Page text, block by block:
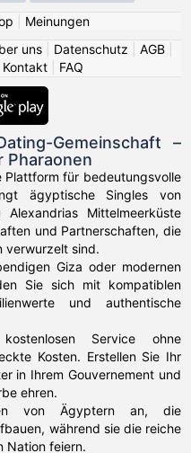
Meinungen
uns Datenschutz AGB
Kontakt FAQ
Gemeinschaft –
Pharaonen
Plattform für bedeutungsvolle
ägyptische Singles von
Mittelmeerküste
und Partnerschaften, die
verwurzelt sind.
Giza oder modernen
Sie sich mit kompatiblen
und authentische
Service ohne
Kosten. Erstellen Sie Ihr
in Ihrem Gouvernement und
ehren.
von Ägyptern an, die
während sie die reiche
Nation feiern.